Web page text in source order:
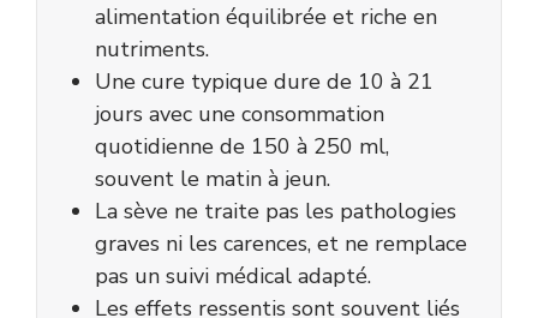
alimentation équilibrée et riche en
nutriments.
Une cure typique dure de 10 à 21
jours avec une consommation
quotidienne de 150 à 250 ml,
souvent le matin à jeun.
La sève ne traite pas les pathologies
graves ni les carences, et ne remplace
pas un suivi médical adapté.
Les effets ressentis sont souvent liés